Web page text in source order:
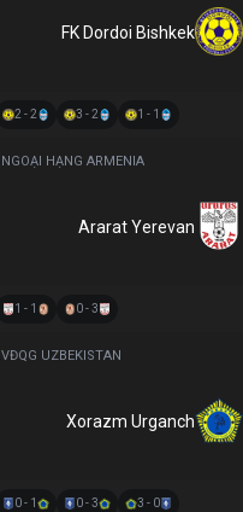
FK Dordoi Bishkek
2 - 2 3 - 2 1 - 1
NGOẠI HẠNG ARMENIA
Ararat Yerevan
1 - 1 0 - 3
VĐQG UZBEKISTAN
Xorazm Urganch
0 - 1 0 - 3 3 - 0